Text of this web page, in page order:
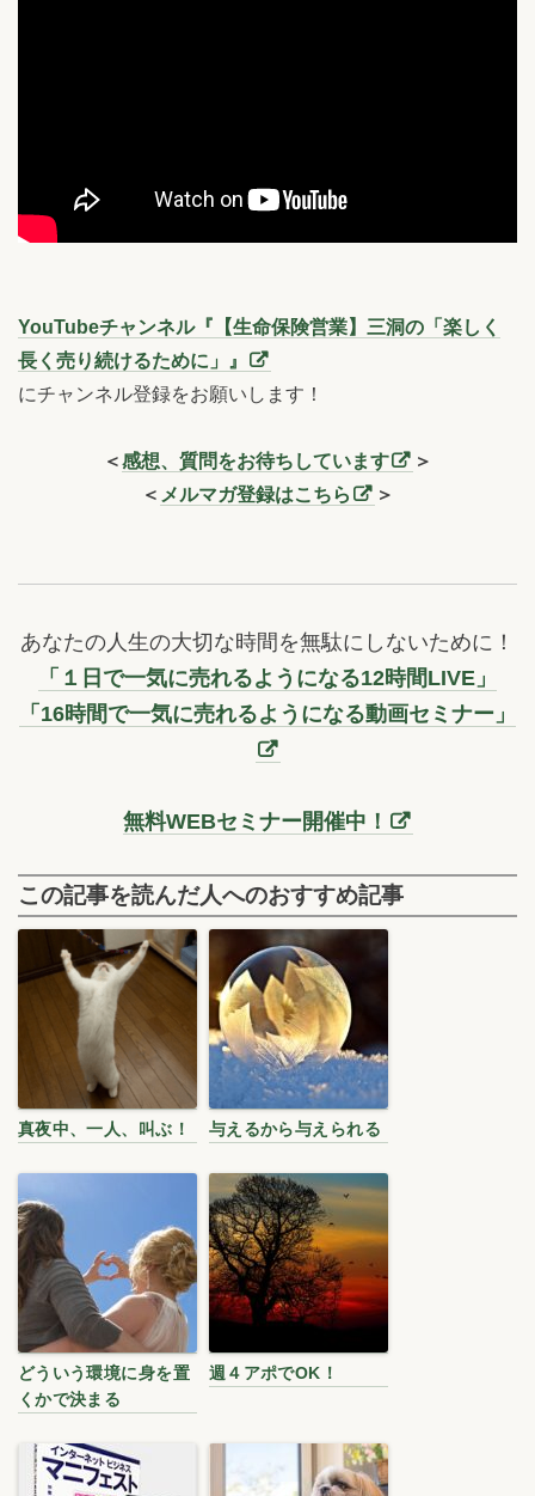
YouTubeチャンネル『【生命保険営業】三洞の「楽しく
長く売り続けるために」』
にチャンネル登録をお願いします！
＜感想、質問をお待ちしています
＞
＜ メルマガ登録はこちら ＞
あなたの人生の大切な時間を無駄にしないために！
「１日で一気に売れるようになる12時間LIVE」
「16時間で一気に売れるようになる動画セミナー」
無料WEBセミナー開催中！
この記事を読んだ人へのおすすめ記事
真夜中、一人、叫ぶ！ 与えるから与えられる
どういう環境に身を置
くかで決まる
週４アポでOK！